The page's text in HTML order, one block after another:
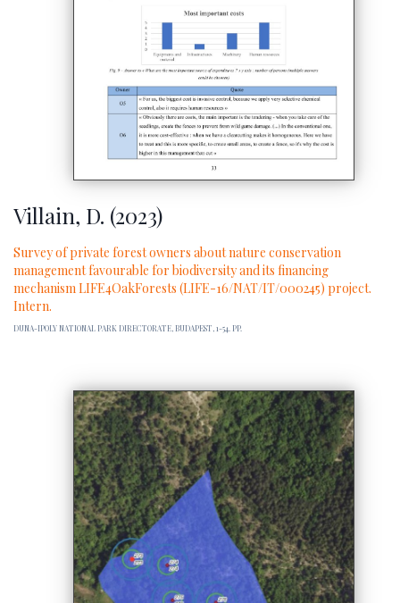
Villain, D. (2023)
Survey of private forest owners about nature conservation
management favourable for biodiversity and its financing
mechanism LIFE4OakForests (LIFE-16/NAT/IT/000245) project.
Intern.
DUNA-IPOLY NATIONAL PARK DIRECTORATE, BUDAPEST, 1-54. PP.